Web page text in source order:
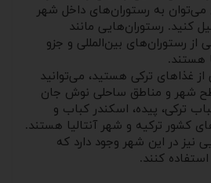
می‌توان به رستوران‌های داخل شهر
کنید. رستوران‌هایی مانند
از رستوران‌های بین‌المللی و جزو
هستند.
از غذاهای ترکی هستید، می‌توانید
شهر و مناطق ساحلی نوش جان
ترکی، پیده، اسکندر کباب و
کشور ترکیه و شهر آنتالیا هستند.
نیز در این شهر وجود دارد که
کنند.